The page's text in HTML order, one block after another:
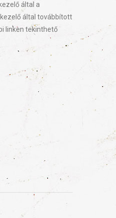
által a
által továbbított
linken tekinthető